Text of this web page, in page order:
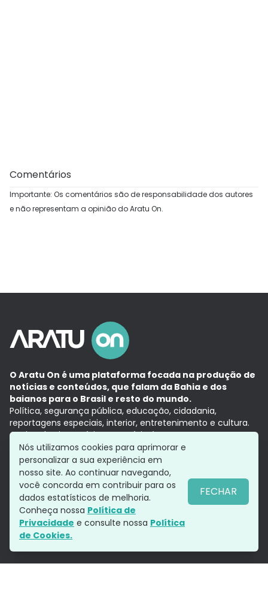
Comentários
Importante: Os comentários são de responsabilidade dos autores
e não representam a opinião do Aratu On.
O Aratu On é uma plataforma focada na produção de
notícias e conteúdos, que falam da Bahia e dos
baianos para o Brasil e resto do mundo.
Política, segurança pública, educação, cidadania,
reportagens especiais, interior, entretenimento e cultura.
Aqui, tudo vira notícia e a notícia é no tempo presente,
com a credibilidade do Grupo Aratu.
Grupo Aratu
Política de privacidade
Siga-nos
Nós utilizamos cookies para aprimorar e
personalizar a sua experiência em
nosso site. Ao continuar navegando,
você concorda em contribuir para os
dados estatísticos de melhoria.
Conheça nossa Política de
Privacidade e consulte nossa Política
de Cookies.
FECHAR